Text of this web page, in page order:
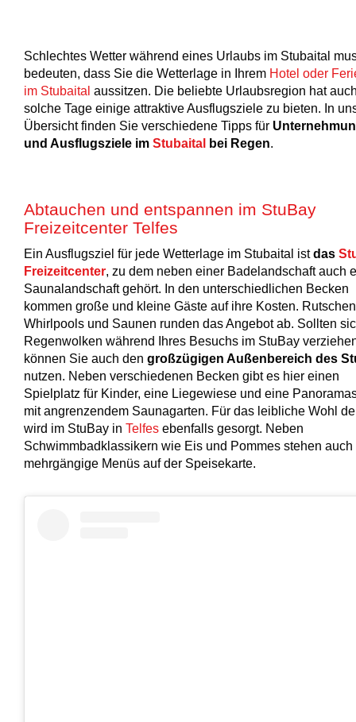
Schlechtes Wetter während eines Urlaubs im Stubaital
bedeuten, dass Sie die Wetterlage in Ihrem Hotel oder
im Stubaital aussitzen. Die beliebte Urlaubsregion hat
solche Tage einige attraktive Ausflugsziele zu bieten. In
Übersicht finden Sie verschiedene Tipps für
und Ausflugsziele im Stubaital bei Regen.
Abtauchen und entspannen im StuBay
Freizeitcenter Telfes
Ein Ausflugsziel für jede Wetterlage im Stubaital istdas
Freizeitcenter, zu dem neben einer Badelandschaft auch
Saunalandschaft gehört. In den unterschiedlichen Becken
kommen große und kleine Gäste auf ihre Kosten.
Whirlpools und Saunen runden das Angebot ab. Sollten
Regenwolken während Ihres Besuchs im StuBay
können Sie auch den großzügigen Außenbereich des
nutzen. Neben verschiedenen Becken gibt es hier einen
Spielplatz für Kinder, eine Liegewiese und eine
mit angrenzendem Saunagarten. Für das leibliche Wohl
wird im StuBay in Telfes ebenfalls gesorgt. Neben
Schwimmbadklassikern wie Eis und Pommes stehen auch
mehrgängige Menüs auf der Speisekarte.